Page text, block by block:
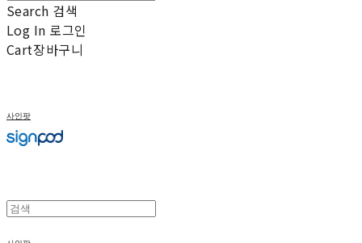
Search 검색
Log In 로그인
Cart장바구니
사인팟